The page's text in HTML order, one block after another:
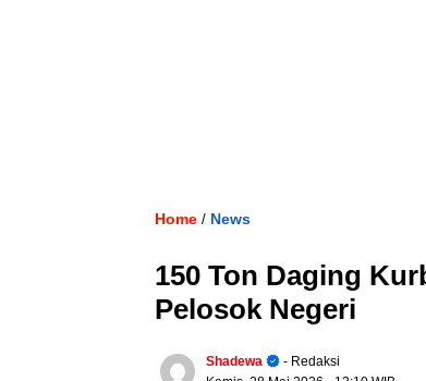
Home / News
150 Ton Daging
Pelosok Negeri
Shadewa
- Redaksi